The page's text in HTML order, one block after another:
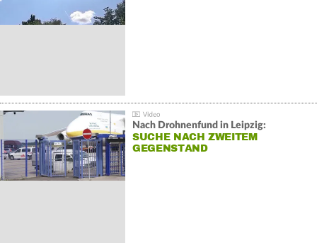
Nach Drohnenfund in Leipzig:
SUCHE NACH ZWEITEM
GEGENSTAND